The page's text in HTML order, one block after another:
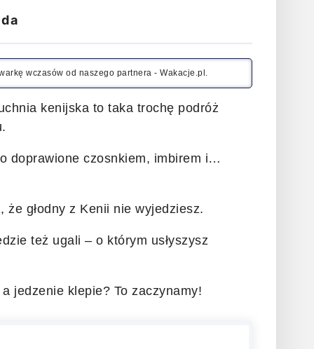
wczasów od naszego partnera - Wakacje.pl.
kenijska to taka trochę podróż
doprawione czosnkiem, imbirem i…
głodny z Kenii nie wyjedziesz.
też ugali – o którym usłyszysz
jedzenie klepie? To zaczynamy!